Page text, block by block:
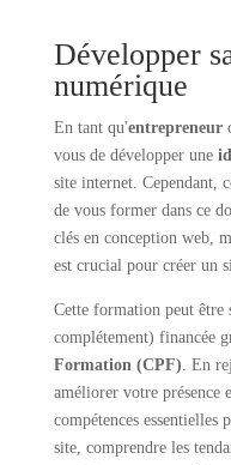
Développer
numérique
En tant qu'entrepreneur
vous de développer une
site internet. Cependant,
de vous former dans ce
clés en conception web,
est crucial pour créer un
Cette formation peut
complétement) financée
Formation (CPF) . En
améliorer votre présence
compétences essentielles
site, comprendre les